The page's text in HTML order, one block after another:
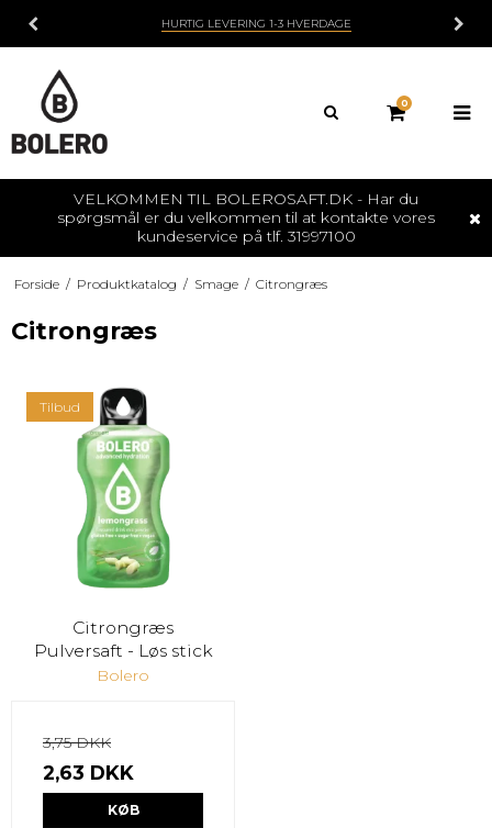
HURTIG LEVERING 1-3 HVERDAGE
0
VELKOMMEN TIL BOLEROSAFT.DK - Har du
spørgsmål er du velkommen til at kontakte vores
kundeservice på tlf. 31997100
Forside / Produktkatalog / Smage / Citrongræs
Citrongræs
Tilbud
Citrongræs
Pulversaft - Løs stick
Bolero
3,75 DKK
2,63 DKK
KØB